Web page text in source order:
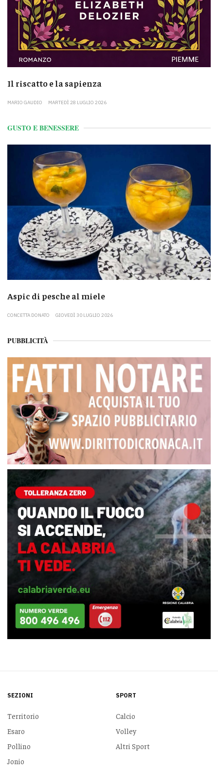
Il riscatto e la sapienza
MARIO GAUDIO MARTEDÌ 28 LUGLIO 2026
GUSTO E BENESSERE
Aspic di pesche al miele
CONCETTA DONATO GIOVEDÌ 30 LUGLIO 2026
PUBBLICITÀ
SEZIONI
Territorio
Esaro
Pollino
Jonio
SPORT
Calcio
Volley
Altri Sport